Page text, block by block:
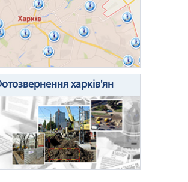
харків'ян